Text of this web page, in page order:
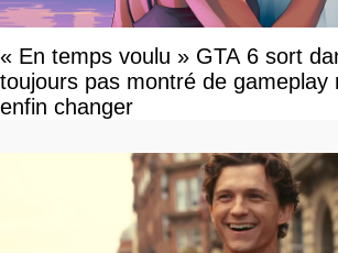
« En temps voulu » GTA 6 sort
toujours pas montré de gameplay
enfin changer